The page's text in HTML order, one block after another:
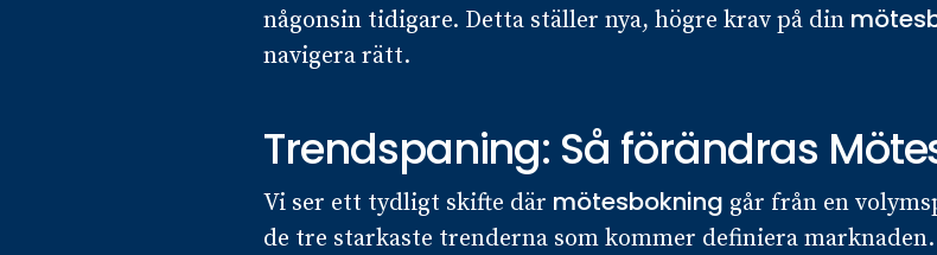
någonsin tidigare. Detta ställer nya, högre krav på din
navigera rätt.
Trendspaning: Så förändras
Vi ser ett tydligt skifte där mötesbokning går från en
de tre starkaste trenderna som kommer definiera marknaden.